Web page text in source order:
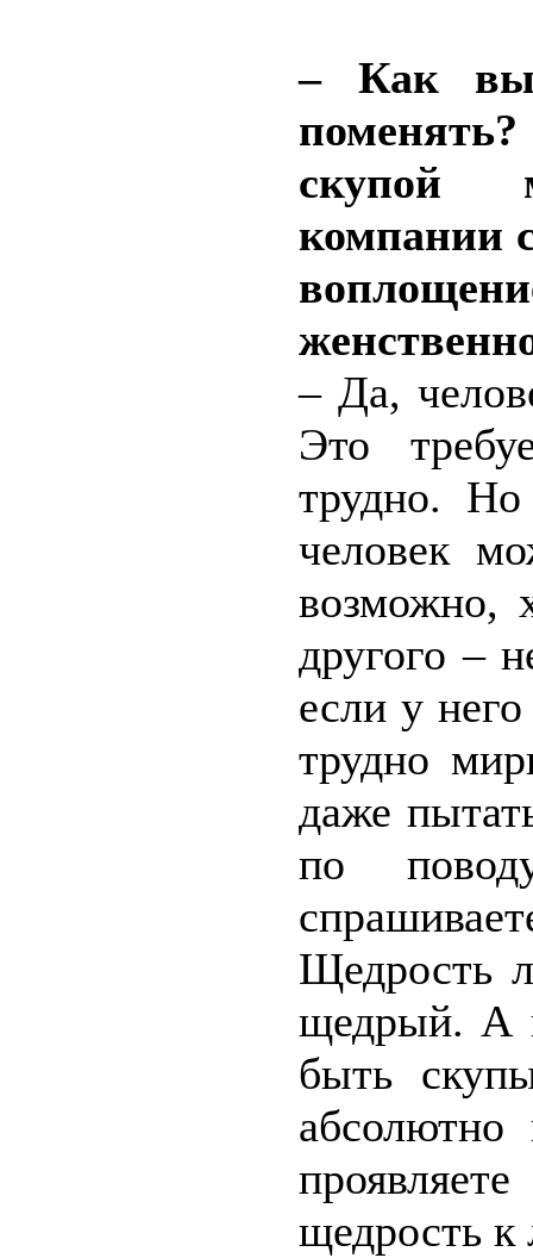
– Как вы
скупой
компании
– Да,
Это
трудно.
человек
возможно,
другого –
если у
трудно
даже
по
Щедрость
щедрый. А
быть
щедрость